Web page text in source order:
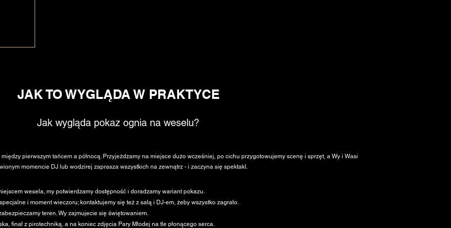
JAK TO WYGLĄDA W PRAKTYCE
Jak wygląda pokaz ognia na weselu?
pierwszym tańcem a północą. Przyjeżdżamy na miejsce dużo wcześniej, po cichu przygotowujemy scenę i sprzęt, a Wy i Wasi
momencie DJ lub wodzirej zaprasza wszystkich na zewnątrz - i zaczyna się spektakl.
wesela, my potwierdzamy dostępność i doradzamy wariant pokazu.
i moment wieczoru; kontaktujemy się też z salą i DJ-em, żeby wszystko zagrało.
teren. Wy zajmujecie się świętowaniem.
finał z pirotechniką, a na koniec zdjęcia Pary Młodej na tle płonącego serca.